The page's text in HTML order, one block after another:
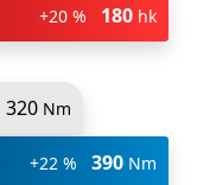
+20 % 180 hk
320 Nm
+22 % 390 Nm